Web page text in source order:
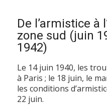
De l’armistice à
zone sud (juin
1942)
Le 14 juin 1940, les
à Paris ; le 18 juin, le
les conditions
22 juin.